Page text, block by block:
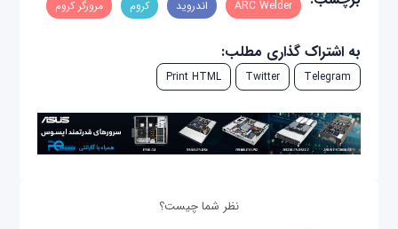
ARC Welder اندروید کروم مرورگر کروم
به اشتراک گذاری مطلب:
Telegram
Twitter
Print HTML
نظر شما چیست؟